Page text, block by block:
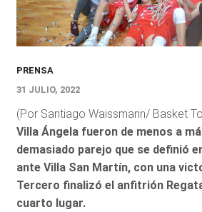
PRENSA
31 JULIO, 2022
(Por Santiago Waissmann/ Basket
Villa Ángela fueron de menos a
demasiado parejo que se definió
ante Villa San Martín, con una
Tercero finalizó el anfitrión
cuarto lugar.